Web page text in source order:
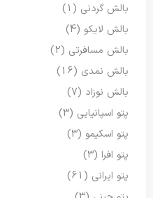
بالش گردنی (1)
بالش لایکو (4)
بالش مسافرتی (2)
بالش نمدی (16)
بالش نوزاد (7)
پتو اسپانیایی (3)
پتو اسکیمو (3)
پتو افرا (3)
پتو ایرانی (61)